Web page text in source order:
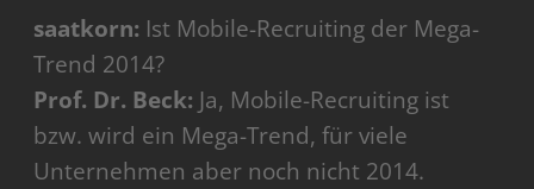
saatkorn: Ist Mobile-Recruiting der Mega-
Trend 2014?
Prof. Dr. Beck: Ja, Mobile-Recruiting ist
bzw. wird ein Mega-Trend, für viele
Unternehmen aber noch nicht 2014.